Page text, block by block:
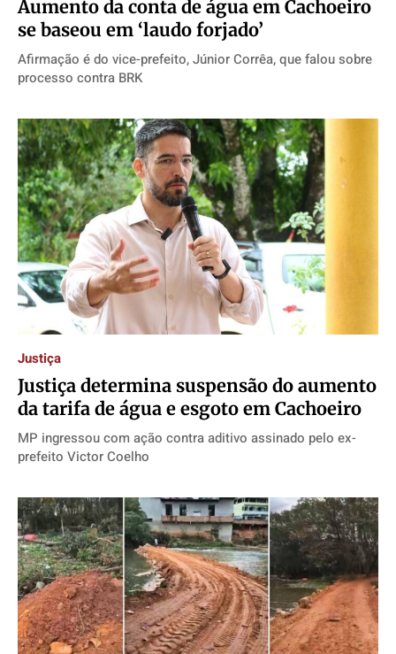
Aumento da conta de água em Cachoeiro
se baseou em ‘laudo forjado’
Afirmação é do vice-prefeito, Júnior Corrêa, que falou sobre
processo contra BRK
Justiça
Justiça determina suspensão do aumento
da tarifa de água e esgoto em Cachoeiro
MP ingressou com ação contra aditivo assinado pelo ex-
prefeito Victor Coelho